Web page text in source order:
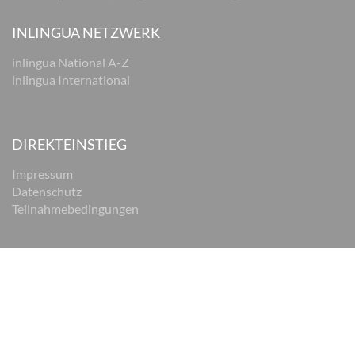
INLINGUA NETZWERK
inlingua National A-Z
inlingua International
DIREKTEINSTIEG
Impressum
Datenschutz
Teilnahmebedingungen